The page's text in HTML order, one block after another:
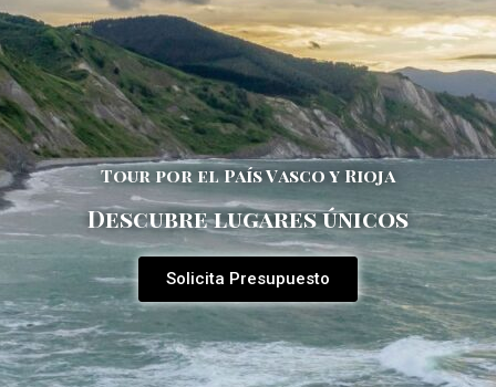
Tour por el País Vasco y Rioja
Descubre lugares únicos
Solicita Presupuesto